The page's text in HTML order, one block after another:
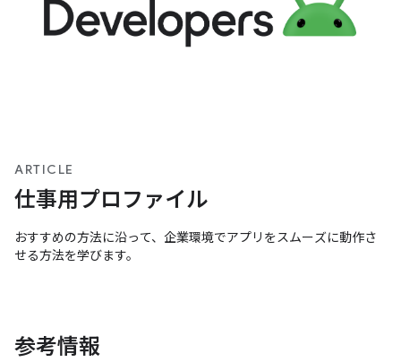
ARTICLE
仕事用プロファイル
おすすめの方法に沿って、企業環境でアプリをスムーズに動作さ
せる方法を学びます。
参考情報